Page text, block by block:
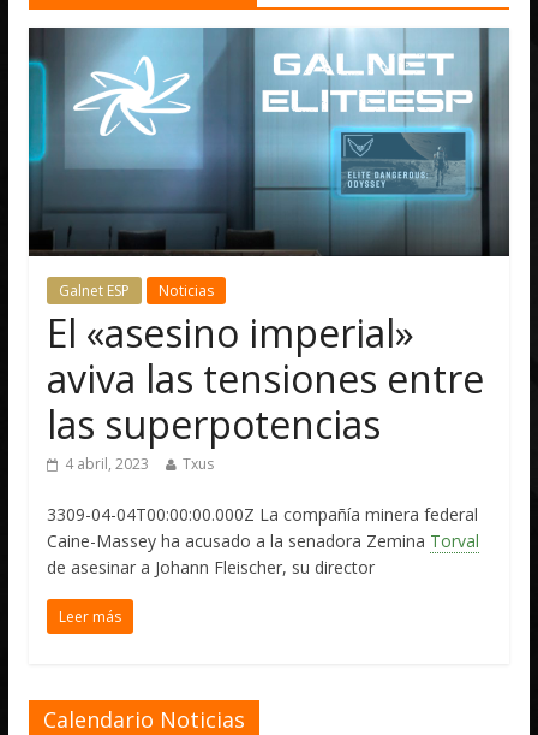
Galnet ESP Noticias
El «asesino imperial»
aviva las tensiones entre
las superpotencias
4 abril, 2023 Txus
3309-04-04T00:00:00.000Z La compañía minera federal
Caine-Massey ha acusado a la senadora Zemina Torval
de asesinar a Johann Fleischer, su director
Leer más
Calendario Noticias